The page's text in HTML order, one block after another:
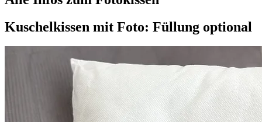
Kuschelkissen mit Foto: Füllung optional